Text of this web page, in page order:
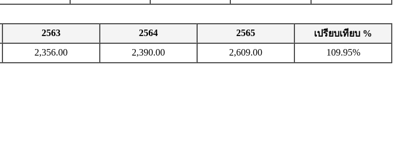
2563 2564 2565
เปรียบเทียบ %
2,356.00 2,390.00 2,609.00 109.95%